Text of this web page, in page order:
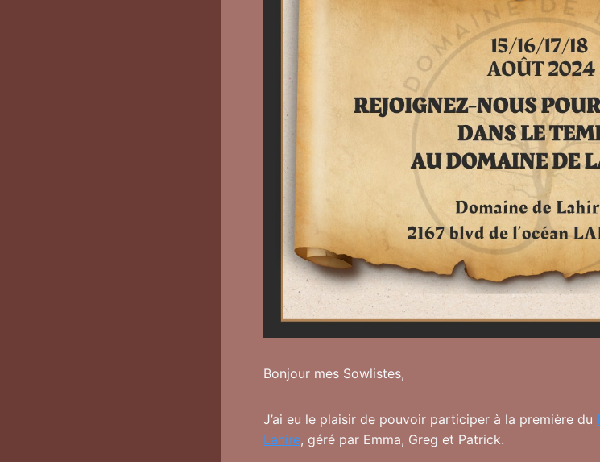
Bonjour mes Sowlistes,
J’ai eu le plaisir de pouvoir participer à la première du
Lahire, géré par Emma, Greg et Patrick.